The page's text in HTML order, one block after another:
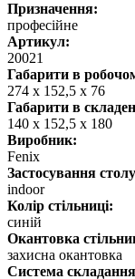
Призначення:
професійне
Артикул:
20021
Габарити в
274 x 152,5 x 76
Габарити в
140 х 152,5 х 180
Виробник:
Fenix
Застосування
indoor
Колір стільниці:
синій
Окантовка
захисна окантовка
Система